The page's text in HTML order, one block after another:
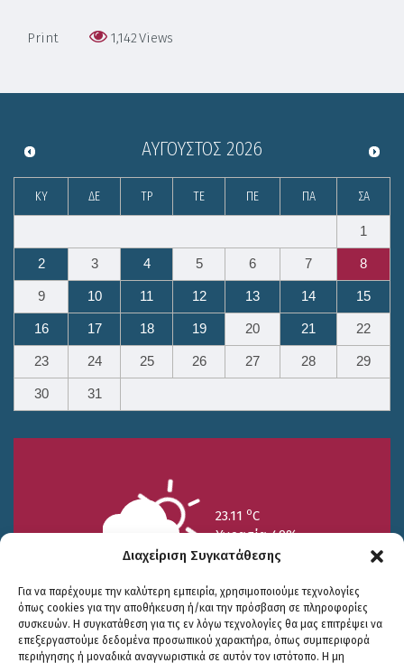
Διαχείριση Συγκατάθεσης
Για να παρέχουμε την καλύτερη εμπειρία, χρησιμοποιούμε τεχνολογίες
όπως cookies για την αποθήκευση ή/και την πρόσβαση σε πληροφορίες
συσκευών. Η συγκατάθεση για τις εν λόγω τεχνολογίες θα μας επιτρέψει να
επεξεργαστούμε δεδομένα προσωπικού χαρακτήρα, όπως συμπεριφορά
περιήγησης ή μοναδικά αναγνωριστικά σε αυτόν τον ιστότοπο. Η μη
Print 1,142Views
ΑΎΓΟΥΣΤΟΣ 2026
ΚΥ ΔΕ ΤΡ ΤΕ ΠΕ ΠΑ ΣΑ
1
2 3 4 5 6 7 8
9 10 11 12 13 14 15
16 17 18 19 20 21 22
23 24 25 26 27 28 29
30 31
23.11 oC
Υγρασία 49%